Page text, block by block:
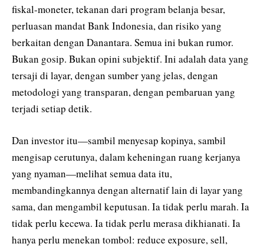
fiskal-moneter, tekanan dari program belanja besar,
perluasan mandat Bank Indonesia, dan risiko yang
berkaitan dengan Danantara. Semua ini bukan rumor.
Bukan gosip. Bukan opini subjektif. Ini adalah data yang
tersaji di layar, dengan sumber yang jelas, dengan
metodologi yang transparan, dengan pembaruan yang
terjadi setiap detik.
Dan investor itu—sambil menyesap kopinya, sambil
mengisap cerutunya, dalam keheningan ruang kerjanya
yang nyaman—melihat semua data itu,
membandingkannya dengan alternatif lain di layar yang
sama, dan mengambil keputusan. Ia tidak perlu marah. Ia
tidak perlu kecewa. Ia tidak perlu merasa dikhianati. Ia
hanya perlu menekan tombol: reduce exposure, sell,